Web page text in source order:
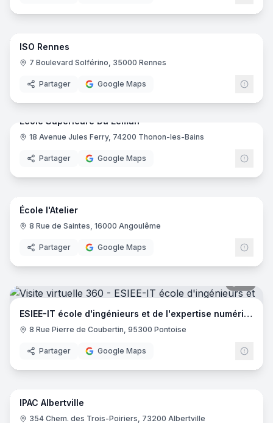
66
ISO Rennes
7 Boulevard Solférino, 35000 Rennes
Partager Google Maps
47
Ecole Supérieure Du Leman
18 Avenue Jules Ferry, 74200 Thonon-les-Bains
Partager Google Maps
14
École l'Atelier
8 Rue de Saintes, 16000 Angoulême
Partager Google Maps
ESIEE-IT école d'ingénieurs et de l'expertise numérique
8 Rue Pierre de Coubertin, 95300 Pontoise
Partager Google Maps
23
IPAC Albertville
354 Chem. des Trois-Poiriers, 73200 Albertville